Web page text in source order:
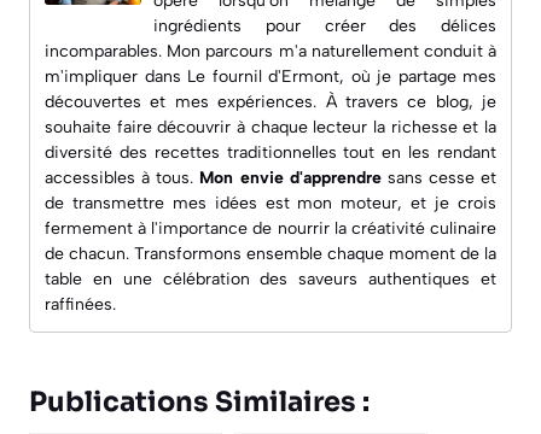
ingrédients pour créer des délices
incomparables. Mon parcours m'a naturellement conduit à
m'impliquer dans Le fournil d'Ermont, où je partage mes
découvertes et mes expériences. À travers ce blog, je
souhaite faire découvrir à chaque lecteur la richesse et la
diversité des recettes traditionnelles tout en les rendant
accessibles à tous. Mon envie d'apprendresans cesse et
de transmettre mes idées est mon moteur, et je crois
fermement à l'importance de nourrir la créativité culinaire
de chacun. Transformons ensemble chaque moment de la
table en une célébration des saveurs authentiques et
raffinées.
Publications Similaires :